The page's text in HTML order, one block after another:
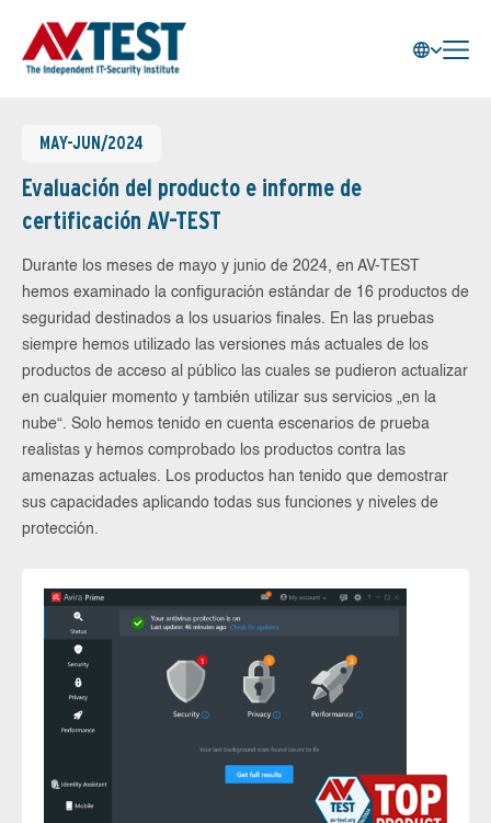
MAY-JUN/2024
Evaluación del producto e informe de
certificación AV-TEST
Durante los meses de mayo y junio de 2024, en AV-TEST
hemos examinado la configuración estándar de 16 productos de
seguridad destinados a los usuarios finales. En las pruebas
siempre hemos utilizado las versiones más actuales de los
productos de acceso al público las cuales se pudieron actualizar
en cualquier momento y también utilizar sus servicios „en la
nube“. Solo hemos tenido en cuenta escenarios de prueba
realistas y hemos comprobado los productos contra las
amenazas actuales. Los productos han tenido que demostrar
sus capacidades aplicando todas sus funciones y niveles de
protección.